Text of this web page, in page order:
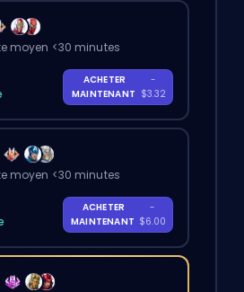
moyen <30 minutes
ACHETER
MAINTENANT
-
$3.32
moyen <30 minutes
ACHETER
MAINTENANT
-
$6.00